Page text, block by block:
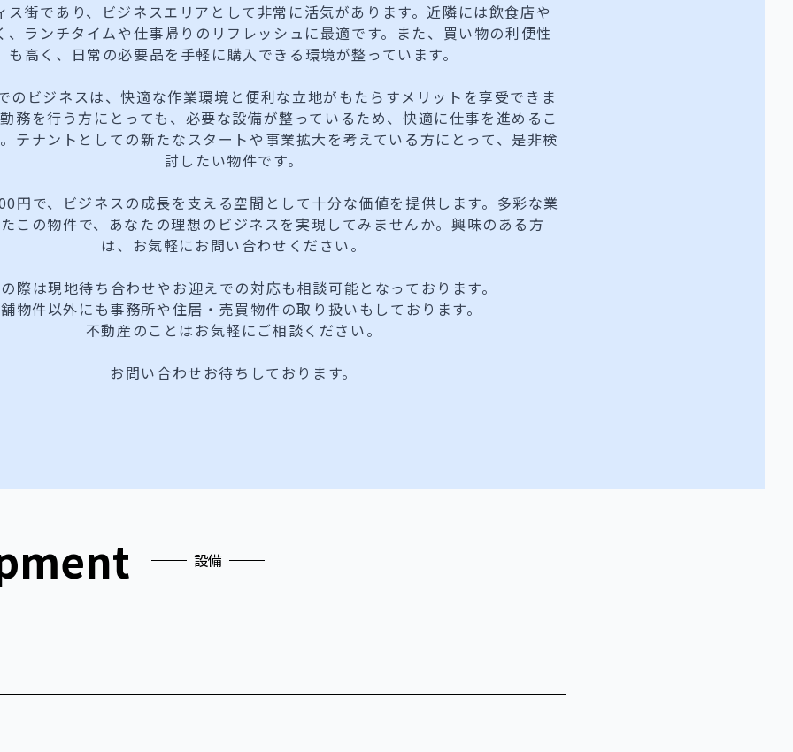
ス街であり、ビジネスエリアとして非常に活気があります。近隣には飲食店や
、ランチタイムや仕事帰りのリフレッシュに最適です。また、買い物の利便性
も高く、日常の必要品を手軽に購入できる環境が整っています。
のビジネスは、快適な作業環境と便利な立地がもたらすメリットを享受できま
務を行う方にとっても、必要な設備が整っているため、快適に仕事を進めるこ
テナントとしての新たなスタートや事業拡大を考えている方にとって、是非検
討したい物件です。
円で、ビジネスの成長を支える空間として十分な価値を提供します。多彩な業
この物件で、あなたの理想のビジネスを実現してみませんか。興味のある方
は、お気軽にお問い合わせください。
際は現地待ち合わせやお迎えでの対応も相談可能となっております。
物件以外にも事務所や住居・売買物件の取り扱いもしております。
不動産のことはお気軽にご相談ください。
お問い合わせお待ちしております。
設備